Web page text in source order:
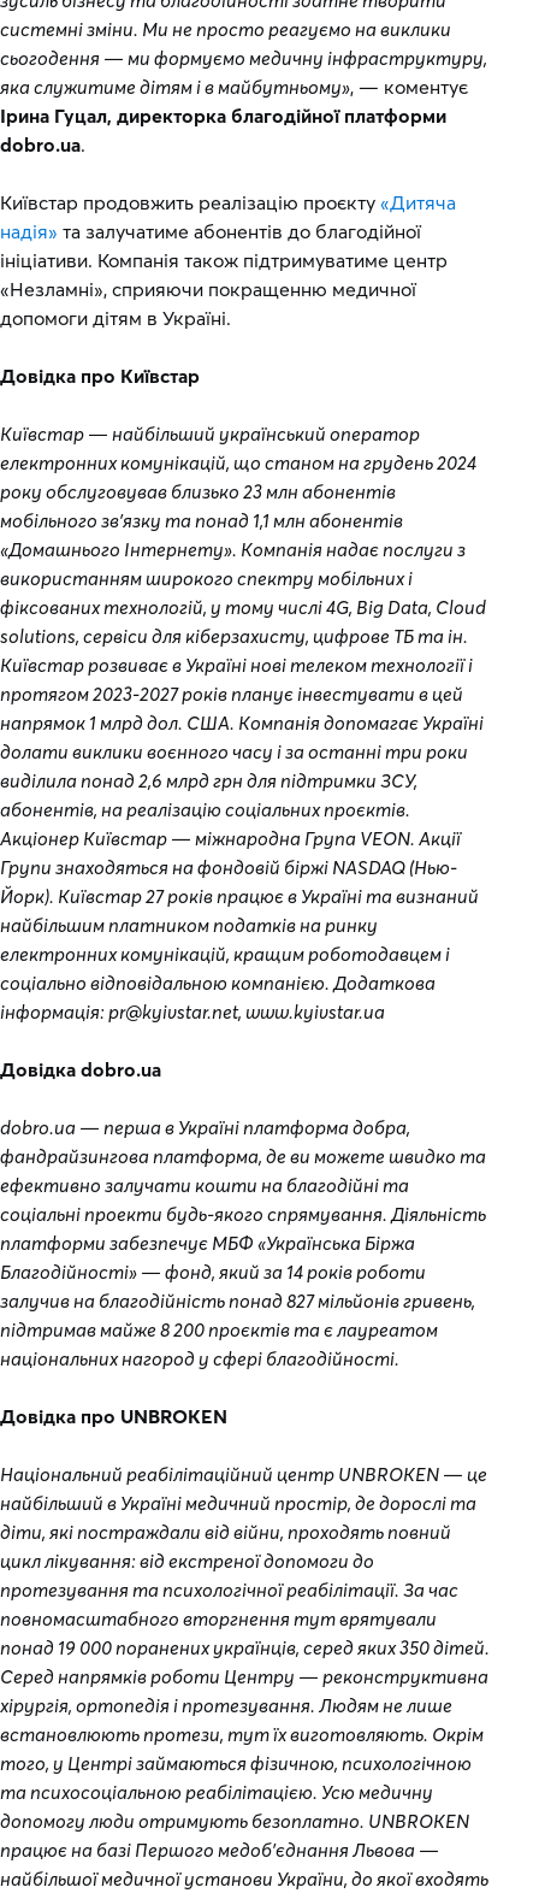
системні зміни. Ми не просто реагуємо на виклики
сьогодення — ми формуємо медичну інфраструктуру,
яка служитиме дітям і в майбутньому», — коментує
Ірина Гуцал, директорка благодійної платформи
dobro.ua.
Київстар продовжить реалізацію проєкту «Дитяча
надія» та залучатиме абонентів до благодійної
ініціативи. Компанія також підтримуватиме центр
«Незламні», сприяючи покращенню медичної
допомоги дітям в Україні.
Довідка про Київстар
Київстар — найбільший український оператор
електронних комунікацій, що станом на грудень 2024
року обслуговував близько 23 млн абонентів
мобільного зв’язку та понад 1,1 млн абонентів
«Домашнього Інтернету». Компанія надає послуги з
використанням широкого спектру мобільних і
фіксованих технологій, у тому числі 4G, Big Data, Cloud
solutions, сервіси для кіберзахисту, цифрове ТБ та ін.
Київстар розвиває в Україні нові телеком технології і
протягом 2023-2027 років планує інвестувати в цей
напрямок 1 млрд дол. США. Компанія допомагає Україні
долати виклики воєнного часу і за останні три роки
виділила понад 2,6 млрд грн для підтримки ЗСУ,
абонентів, на реалізацію соціальних проєктів.
Акціонер Київстар — міжнародна Група VEON. Акції
Групи знаходяться на фондовій біржі NASDAQ (Нью-
Йорк). Київстар 27 років працює в Україні та визнаний
найбільшим платником податків на ринку
електронних комунікацій, кращим роботодавцем і
соціально відповідальною компанією. Додаткова
інформація: pr@kyivstar.net, www.kyivstar.ua
Довідка dobro.ua
dobro.ua — перша в Україні платформа добра,
фандрайзингова платформа, де ви можете швидко та
ефективно залучати кошти на благодійні та
соціальні проекти будь-якого спрямування. Діяльність
платформи забезпечує МБФ «Українська Біржа
Благодійності» — фонд, який за 14 років роботи
залучив на благодійність понад 827 мільйонів гривень,
підтримав майже 8 200 проєктів та є лауреатом
національних нагород у сфері благодійності.
Довідка про UNBROKEN
Національний реабілітаційний центр UNBROKEN — це
найбільший в Україні медичний простір, де дорослі та
діти, які постраждали від війни, проходять повний
цикл лікування: від екстреної допомоги до
протезування та психологічної реабілітації. За час
повномасштабного вторгнення тут врятували
понад 19 000 поранених українців, серед яких 350 дітей.
Серед напрямків роботи Центру — реконструктивна
хірургія, ортопедія і протезування. Людям не лише
встановлюють протези, тут їх виготовляють. Окрім
того, у Центрі займаються фізичною, психологічною
та психосоціальною реабілітацією. Усю медичну
допомогу люди отримують безоплатно. UNBROKEN
працює на базі Першого медоб'єднання Львова —
найбільшої медичної установи України, до якої входять